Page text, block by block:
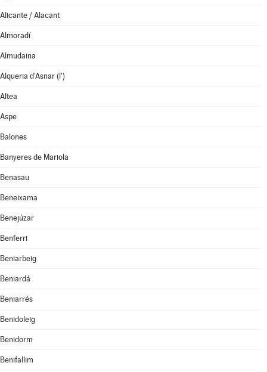
Alicante / Alacant
Almoradí
Almudaina
Alqueria d'Asnar (l')
Altea
Aspe
Balones
Banyeres de Mariola
Benasau
Beneixama
Benejúzar
Benferri
Beniarbeig
Beniardá
Beniarrés
Benidoleig
Benidorm
Benifallim